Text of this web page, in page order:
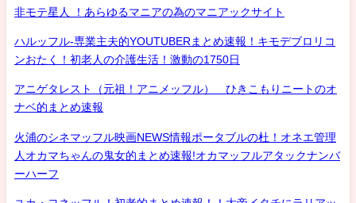
非モテ星人 ！あらゆるマニアの為のマニアックサイト
ハルッフル-専業主夫的YOUTUBERまとめ速報！キモデブロリコ
ンおたく！初老人の介護生活！激動の1750日
アニゲタレスト（元祖！アニメッフル） ひきこもりニートのオ
ナベ的まとめ速報
火浦のシネマッフル映画NEWS情報ポータブルの杜！オネエ管理
人オカマちゃんの鬼女的まとめ速報!オカマッフルアタックナンバ
ーハーフ